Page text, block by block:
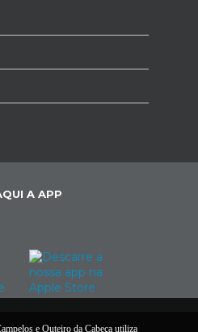
A APP
e Outeiro da Cabeça utiliza